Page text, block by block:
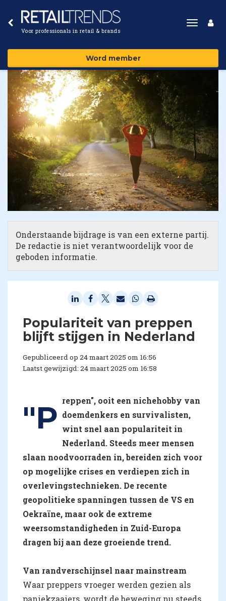
Voor professionals in retail & brands
Toggle
Word member
Onderstaande bijdrage is van een externe partij.
De redactie is niet verantwoordelijk voor de
geboden informatie.
Populariteit van preppen
blijft stijgen in Nederland
Gepubliceerd op 24 maart 2025 om 16:56
Laatst gewijzigd: 24 maart 2025 om 16:58
"P reppen", ooit een nichehobby van
doemdenkers en survivalisten,
wint snel aan populariteit in
Nederland. Steeds meer mensen
slaan noodvoorraden in, bereiden zich voor
op mogelijke crises en verdiepen zich in
overlevingstechnieken. De recente
geopolitieke spanningen tussen de VS en
Oekraïne, maar ook de extreme
weersomstandigheden in Zuid-Europa
dragen bij aan deze groeiende trend.
Van randverschijnsel naar mainstream
Waar preppers vroeger werden gezien als
paniekzaaiers, wordt de beweging nu steeds